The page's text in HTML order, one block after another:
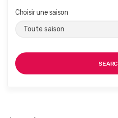
Choisir une saison